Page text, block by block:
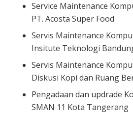
Service Maintenance
PT. Acosta Super Food
Servis Maintenance
Insitute Teknologi
Servis Maintenance
Diskusi Kopi dan Ruang
Pengadaan dan updrade
SMAN 11 Kota Tangerang